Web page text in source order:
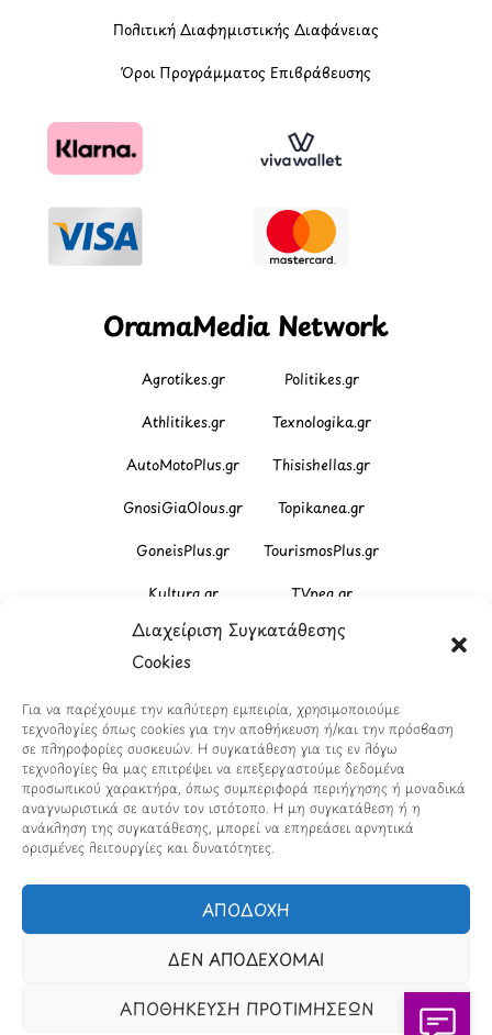
Διαχείριση Συγκατάθεσης
Cookies
Για να παρέχουμε την καλύτερη εμπειρία, χρησιμοποιούμε
τεχνολογίες όπως cookies για την αποθήκευση ή/και την πρόσβαση
σε πληροφορίες συσκευών. Η συγκατάθεση για τις εν λόγω
τεχνολογίες θα μας επιτρέψει να επεξεργαστούμε δεδομένα
προσωπικού χαρακτήρα, όπως συμπεριφορά περιήγησης ή μοναδικά
αναγνωριστικά σε αυτόν τον ιστότοπο. Η μη συγκατάθεση ή η
ανάκληση της συγκατάθεσης, μπορεί να επηρεάσει αρνητικά
ορισμένες λειτουργίες και δυνατότητες.
ΑΠΟΔΟΧΗ
ΔΕΝ ΑΠΟΔΕΧΟΜΑΙ
ΑΠΟΘΗΚΕΥΣΗ ΠΡΟΤΙΜΗΣΕΩΝ
Πολιτική Διαφημιστικής Διαφάνειας
Όροι Προγράμματος Επιβράβευσης
OramaMedia Network
Agrotikes.gr Politikes.gr
Athlitikes.gr Texnologika.gr
AutoMotoPlus.gr Thisishellas.gr
GnosiGiaOlous.gr Topikanea.gr
GoneisPlus.gr TourismosPlus.gr
Kultura.gr TVnea.gr
Loatki.gr Upnow.gr
ModernaGynaika.gr Xristianika.gr
OikonomiaPlus.gr ZoumeKalytera.gr
Oikotropia.gr ZoumeSpiti.gr
Perepet.gr
Orama Group(Orama Group Μ.Ι.Κ.Ε.) |
Α.Φ.Μ. 801086294 – Δ.Ο.Υ. ΚΕΦΟΔΕ Αττικής | Γ.Ε.ΜΗ
148748903000 | Έδρα: Αθήνα, Ελλάδα |